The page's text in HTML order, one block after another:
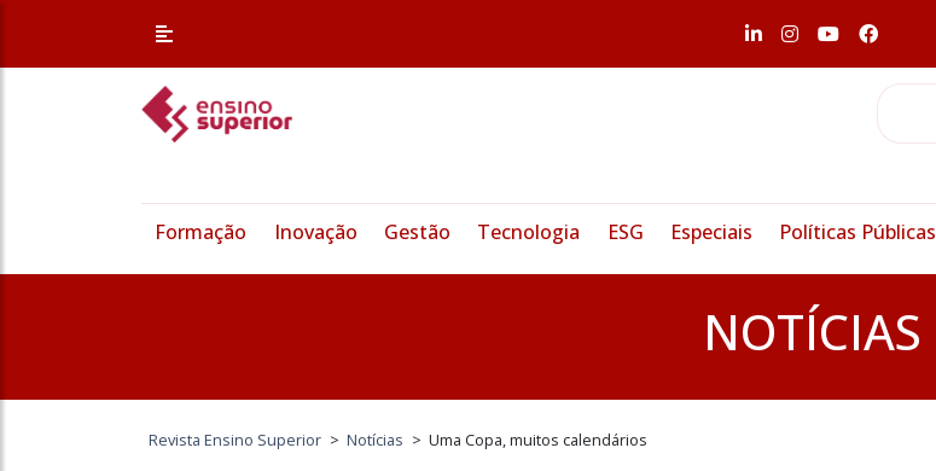
Formação Inovação Gestão Tecnologia ESG Especiais Políticas Públicas
NOTÍCIAS
Revista Ensino Superior > Notícias > Uma Copa, muitos calendários